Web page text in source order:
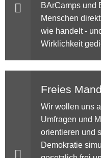
BArCamps und
Menschen
wie handelt -
Wirklichkeit
Freies
Wir wollen uns
Umfragen und
orientieren und
Demokratie